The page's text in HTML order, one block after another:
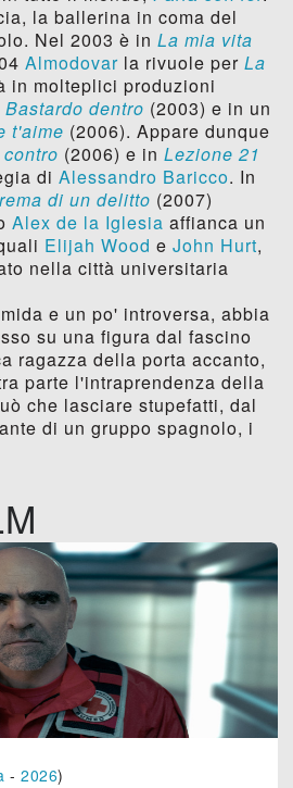
la ballerina in coma del
Nel 2003 è in La mia vita
Almodovarla rivuole per La
in molteplici produzioni
Bastardo dentro (2003) e in un
t'aime (2006). Appare dunque
(2006) e in Lezione 21
di Alessandro Baricco. In
di un delitto (2007)
Alex de la Iglesia affianca un
Elijah Wood e John Hurt,
nella città universitaria
e un po' introversa, abbia
su una figura dal fascino
ragazza della porta accanto,
parte l'intraprendenza della
che lasciare stupefatti, dal
di un gruppo spagnolo, i
-2026)